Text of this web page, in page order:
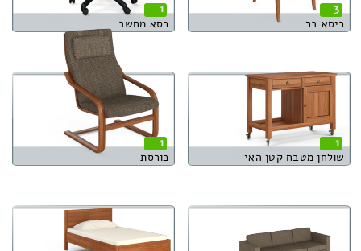
3
כיסא בר
1
כסא מחשב
1
שולחן מטבח קטן האי
1
כורסת